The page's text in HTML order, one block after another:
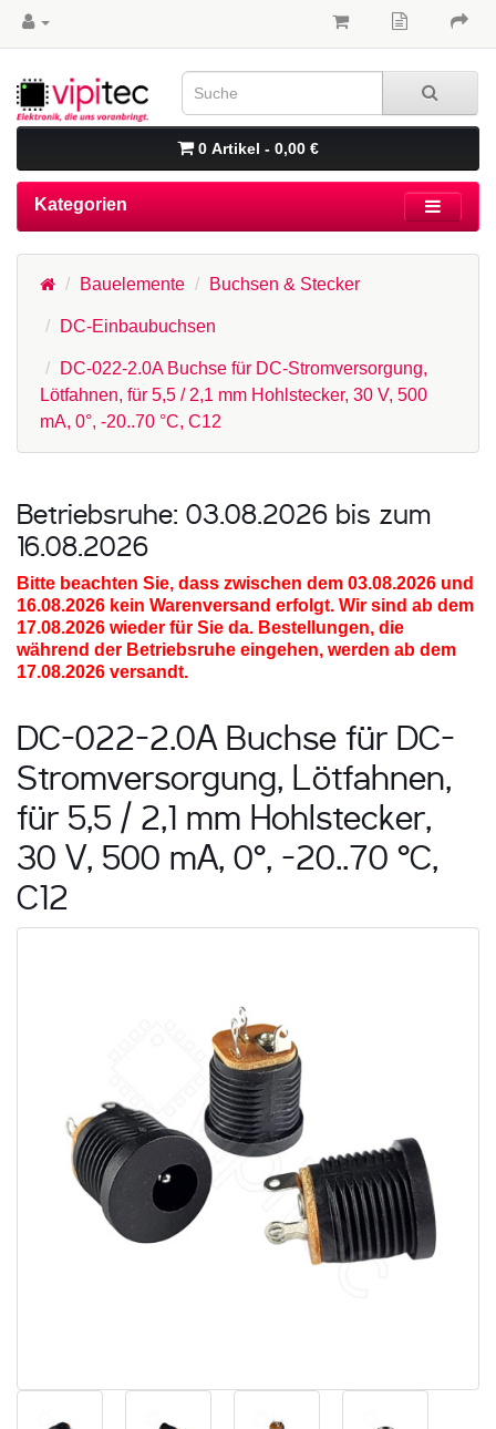
0 Artikel - 0,00 €
Kategorien
Bauelemente Buchsen & Stecker
DC-Einbaubuchsen
DC-022-2.0A Buchse für DC-Stromversorgung,
Lötfahnen, für 5,5 / 2,1 mm Hohlstecker, 30 V, 500
mA, 0°, -20..70 °C, C12
Betriebsruhe: 03.08.2026 bis zum
16.08.2026
Bitte beachten Sie, dass zwischen dem 03.08.2026 und
16.08.2026 kein Warenversand erfolgt. Wir sind ab dem
17.08.2026 wieder für Sie da. Bestellungen, die
während der Betriebsruhe eingehen, werden ab dem
17.08.2026 versandt.
DC-022-2.0A Buchse für DC-
Stromversorgung, Lötfahnen,
für 5,5 / 2,1 mm Hohlstecker,
30 V, 500 mA, 0°, -20..70 °C,
C12